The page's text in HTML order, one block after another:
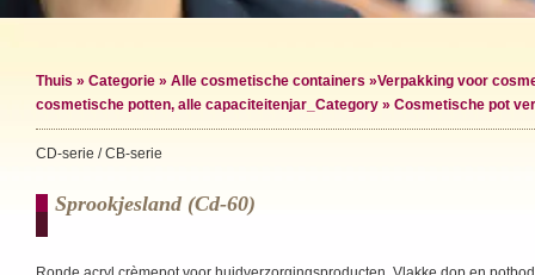
Thuis » Categorie » Alle cosmetische containers »Verpakking voor
cosmetische potten, alle capaciteitenjar_Category » Cosmetische pot
CD-serie / CB-serie
Sprookjesland (cd-60)